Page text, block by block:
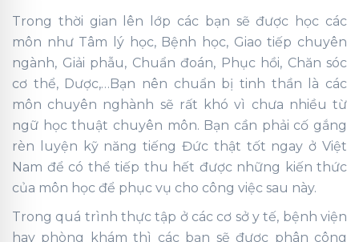
Trong thời gian lên lớp các bạn sẽ được học các
môn như Tâm lý học, Bệnh học, Giao tiếp chuyên
ngành, Giải phẫu, Chuẩn đoán, Phục hồi, Chăn sóc
cơ thể, Dược,…Bạn nên chuẩn bị tinh thần là các
môn chuyên nghành sẽ rất khó vì chưa nhiều từ
ngữ học thuật chuyên môn. Bạn cần phải cố gắng
rèn luyện kỹ năng tiếng Đức thật tốt ngay ở Việt
Nam để có thể tiếp thu hết được những kiến thức
của môn học để phục vụ cho công việc sau này.
Trong quá trình thực tập ở các cơ sở y tế, bệnh viện
hay phòng khám thì các bạn sẽ được phân công